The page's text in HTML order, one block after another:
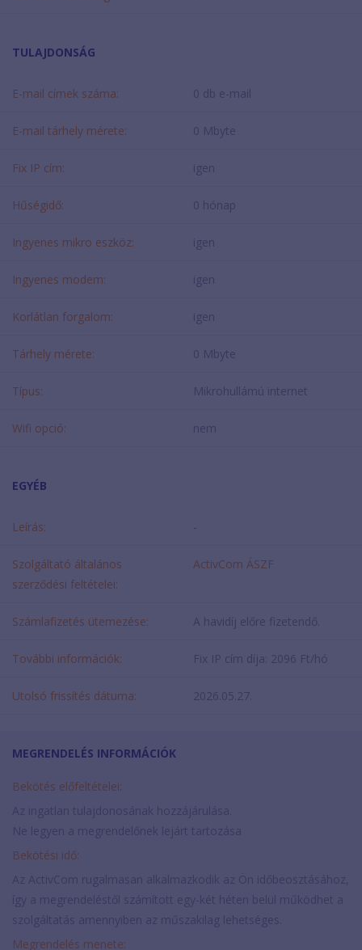
TULAJDONSÁG
E-mail címek száma: 0 db e-mail
E-mail tárhely mérete: 0 Mbyte
Fix IP cím: igen
Hűségidő: 0 hónap
Ingyenes mikro eszköz: igen
Ingyenes modem: igen
Korlátlan forgalom: igen
Tárhely mérete: 0 Mbyte
Típus: Mikrohullámú internet
Wifi opció: nem
EGYÉB
Leírás: -
Szolgáltató általános
szerződési feltételei:
ActivCom ÁSZF
Számlafizetés ütemezése: A havidíj előre fizetendő.
További információk: Fix IP cím díja: 2096 Ft/hó
Utolsó frissítés dátuma: 2026.05.27.
MEGRENDELÉS INFORMÁCIÓK
Bekötés előfeltételei:
Bekötési idő:
Megrendelés menete: